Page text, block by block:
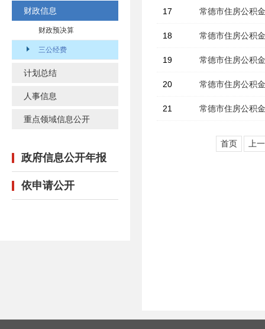
财政信息
财政预决算
三公经费
计划总结
人事信息
重点领域信息公开
政府信息公开年报
依申请公开
17 常德市住房公积
18 常德市住房公积
19 常德市住房公积
20 常德市住房公积
21 常德市住房公积
首页 上